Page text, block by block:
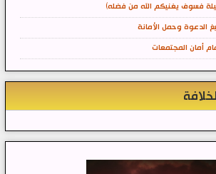
فسوف يغنيكم الله من فضله)
الدعوة وحمل الأمانة
أمان المجتمعات